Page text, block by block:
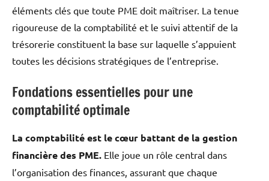
éléments clés que toute PME doit maîtriser. La tenue
rigoureuse de la comptabilité et le suivi attentif de la
trésorerie constituent la base sur laquelle s’appuient
toutes les décisions stratégiques de l’entreprise.
Fondations essentielles pour une
comptabilité optimale
La comptabilité est le cœur battant de la gestion
financière des PME. Elle joue un rôle central dans
l’organisation des finances, assurant que chaque